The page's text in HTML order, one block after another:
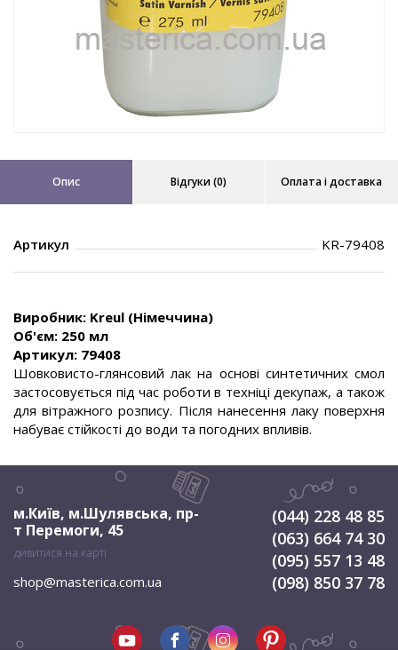
Опис Відгуки (0) Оплата і доставка
Артикул KR-79408
Виробник: Kreul (Німеччина)
Об'єм: 250 мл
Артикул: 79408
Шовковисто-глянсовий лак на основі синтетичних смол
застосовується під час роботи в техніці декупаж, а також
для вітражного розпису. Після нанесення лаку поверхня
набуває стійкості до води та погодних впливів.
м.Київ, м.Шулявська, пр-
т Перемоги, 45
дивитися на карті
shop@masterica.com.ua
(044) 228 48 85
(063) 664 74 30
(095) 557 13 48
(098) 850 37 78